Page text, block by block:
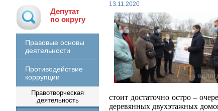
Депутат
по округу
Правовые основы
деятельности
Противодействие
коррупции
Правотворческая
деятельность
13.11.2020
стоит достаточно остро –
деревянных двухэтажных